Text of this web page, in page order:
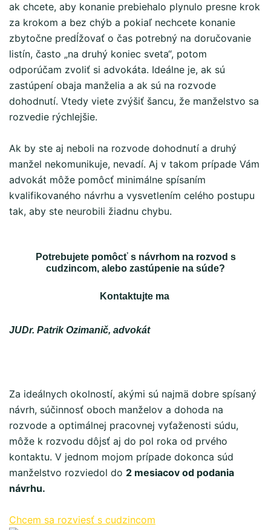
ak chcete, aby konanie prebiehalo plynulo presne krok
za krokom a bez chýb a pokiaľ nechcete konanie
zbytočne predĺžovať o čas potrebný na doručovanie
listín, často „na druhý koniec sveta“, potom
odporúčam zvoliť si advokáta. Ideálne je, ak sú
zastúpení obaja manželia a ak sú na rozvode
dohodnutí. Vtedy viete zvýšiť šancu, že manželstvo sa
rozvedie rýchlejšie.
Ak by ste aj neboli na rozvode dohodnutí a druhý
manžel nekomunikuje, nevadí. Aj v takom prípade Vám
advokát môže pomôcť minimálne spísaním
kvalifikovaného návrhu a vysvetlením celého postupu
tak, aby ste neurobili žiadnu chybu.
Potrebujete pomôcť s návrhom na rozvod s
cudzincom, alebo zastúpenie na súde?
Kontaktujte ma
JUDr. Patrik Ozimanič, advokát
Za ideálnych okolností, akými sú najmä dobre spísaný
návrh, súčinnosť oboch manželov a dohoda na
rozvode a optimálnej pracovnej vyťaženosti súdu,
môže k rozvodu dôjsť aj do pol roka od prvého
kontaktu. V jednom mojom prípade dokonca súd
manželstvo rozviedol do 2 mesiacov od podania
návrhu.
Chcem sa rozviesť s cudzincom